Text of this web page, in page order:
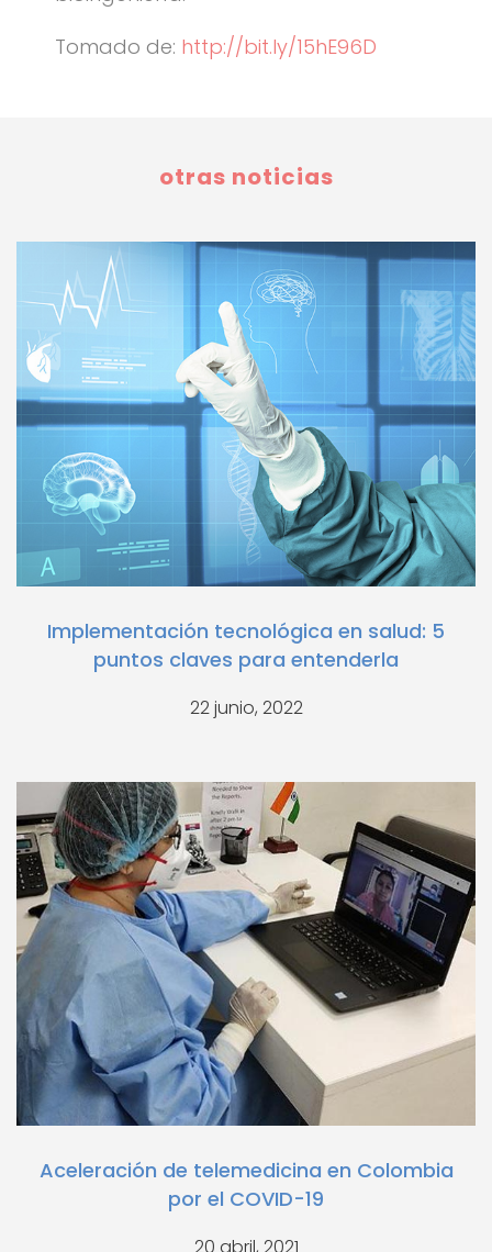
Tomado de: http://bit.ly/15hE96D
otras noticias
Implementación tecnológica en salud: 5
puntos claves para entenderla
22 junio, 2022
Aceleración de telemedicina en Colombia
por el COVID-19